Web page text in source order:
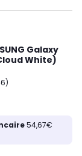
Galaxy
White)
54,67€